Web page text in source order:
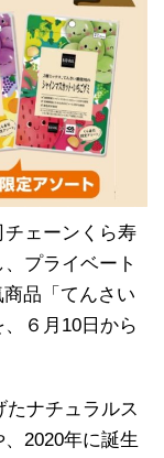
ェーンくら寿
プライベート
品「てんさい
６月10日から
たナチュラルス
2020年に誕生